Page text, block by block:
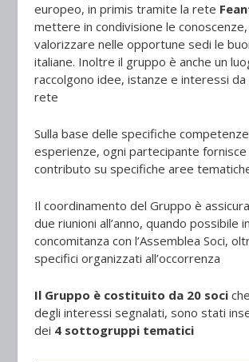
europeo, in primis tramite la rete
mettere in condivisione le
valorizzare nelle opportune sedi le
italiane. Inoltre il gruppo è anche un
raccolgono idee, istanze e interessi da
rete
Sulla base delle specifiche
esperienze, ogni partecipante
contributo su specifiche aree
Il coordinamento del Gruppo è
due riunioni all’anno, quando possibile in
concomitanza con l’Assemblea Soci,
specifici organizzati all’occorrenza
Il Gruppo è costituito da 20 soci
degli interessi segnalati, sono stati
dei 4 sottogruppi tematici